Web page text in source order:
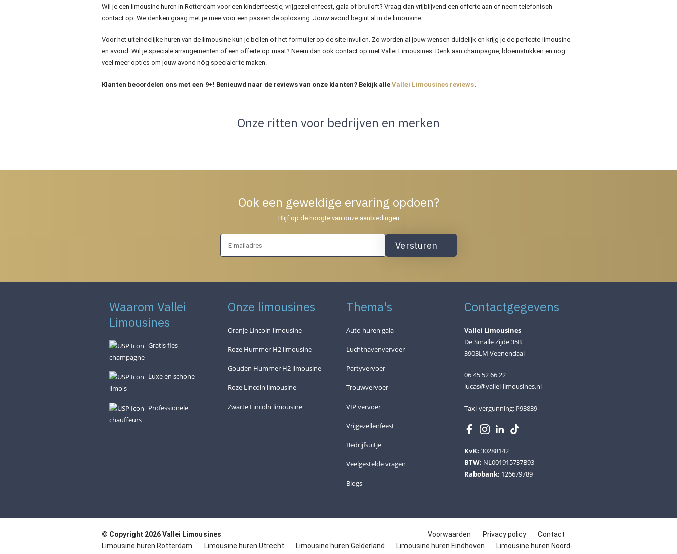
Wil je een limousine huren in Rotterdam voor een kinderfeestje, vrijgezellenfeest, gala of bruiloft? Vraag dan vrijblijvend een offerte aan of neem telefonisch
contact op. We denken graag met je mee voor een passende oplossing. Jouw avond begint al in de limousine.
Voor het uiteindelijke huren van de limousine kun je bellen of het formulier op de site invullen. Zo worden al jouw wensen duidelijk en krijg je de perfecte limousine
en avond. Wil je speciale arrangementen of een offerte op maat? Neem dan ook contact op met Vallei Limousines. Denk aan champagne, bloemstukken en nog
veel meer opties om jouw avond nóg specialer te maken.
Klanten beoordelen ons met een 9+! Benieuwd naar de reviews van onze klanten? Bekijk alle Vallei Limousines reviews.
Onze ritten voor bedrijven en merken
Ook een geweldige ervaring opdoen?
Blijf op de hoogte van onze aanbiedingen
Versturen
Waarom Vallei
Limousines
Gratis fles
champagne
Luxe en schone
limo's
Professionele
chauffeurs
Onze limousines
Oranje Lincoln limousine
Roze Hummer H2 limousine
Gouden Hummer H2 limousine
Roze Lincoln limousine
Zwarte Lincoln limousine
Thema's
Auto huren gala
Luchthavenvervoer
Partyvervoer
Trouwvervoer
VIP vervoer
Vrijgezellenfeest
Bedrijfsuitje
Veelgestelde vragen
Blogs
Contactgegevens
Vallei Limousines
De Smalle Zijde 35B
3903LM Veenendaal
06 45 52 66 22
lucas@vallei-limousines.nl
Taxi-vergunning: P93839
KvK: 30288142
BTW: NL001915737B93
Rabobank: 126679789
© Copyright 2026 Vallei Limousines Voorwaarden Privacy policy
Contact
Limousine huren Rotterdam
Limousine huren Utrecht Limousine huren Gelderland Limousine huren Eindhoven
Limousine huren Noord-